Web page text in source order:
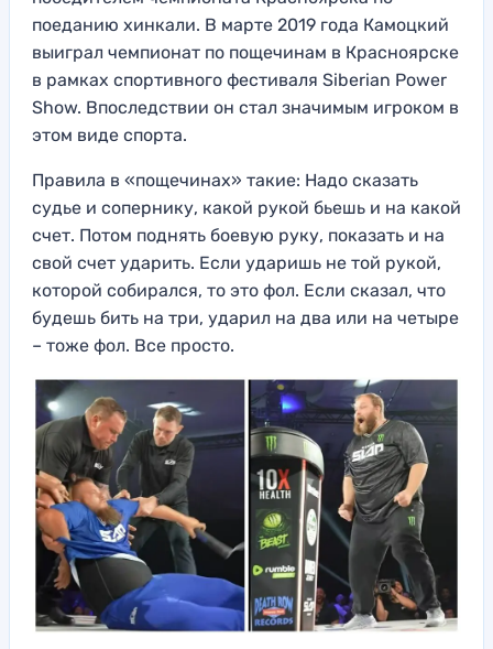
поеданию хинкали. В марте 2019 года Камоцкий
выиграл чемпионат по пощечинам в Красноярске
в рамках спортивного фестиваля Siberian Power
Show. Впоследствии он стал значимым игроком в
этом виде спорта.
Правила в «пощечинах» такие: Надо сказать
судье и сопернику, какой рукой бьешь и на какой
счет. Потом поднять боевую руку, показать и на
свой счет ударить. Если ударишь не той рукой,
которой собирался, то это фол. Если сказал, что
будешь бить на три, ударил на два или на четыре
– тоже фол. Все просто.